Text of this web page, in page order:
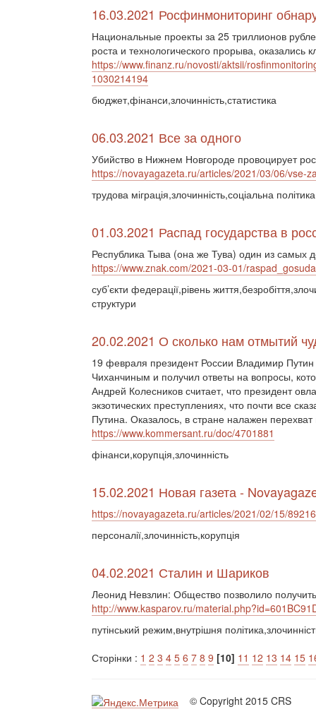
16.03.2021 Росфинмониторинг
Национальные проекты за 25 триллионов
роста и технологического прорыва, оказались
https://www.finanz.ru/novosti/aktsii/
1030214194
бюджет,фінанси,злочинність,статистика
06.03.2021 Все за одного
Убийство в Нижнем Новгороде провоцирует
https://novayagazeta.ru/articles/2021/03/06/vse-
трудова міграція,злочинність,соціальна
01.03.2021 Распад государства в
Республика Тыва (она же Тува) один из самых
https://www.znak.com/2021-03-01/
суб’єкти федерації,рівень
структури
20.02.2021 О сколько нам отмытий
19 февраля президент России Владимир
Чиханчиным и получил ответы на вопросы,
Андрей Колесников считает, что президент
экзотических преступлениях, что почти все
Путина. Оказалось, в стране налажен
https://www.kommersant.ru/doc/4701881
фінанси,корупція,злочинність
15.02.2021 Новая газета -
https://novayagazeta.ru/articles/2021/02/15/
персоналії,злочинність,корупція
04.02.2021 Сталин и Шариков
Леонид Невзлин: Общество позволило
http://www.kasparov.ru/
путінський режим,внутрішня
Сторінки : 1 2 3 4 5 6 7 8 9 [10] 11 12 13 14 15
© Copyright 2015 CRS